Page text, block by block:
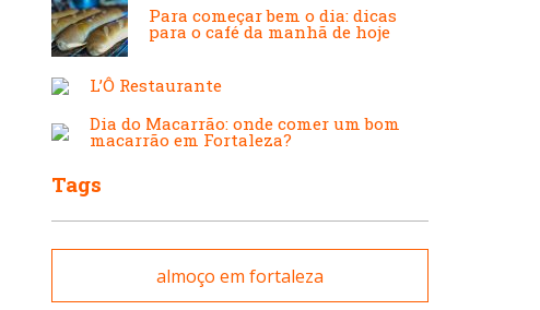
Hamburguerias e
Internacional
Japonesa e Oriental
Lanchonetes
Massas
Para começar bem o dia: dicas
para o café da manhã de hoje
L’Ô Restaurante
Dia do Macarrão: onde comer um bom
macarrão em Fortaleza?
Tags
almoço em fortaleza